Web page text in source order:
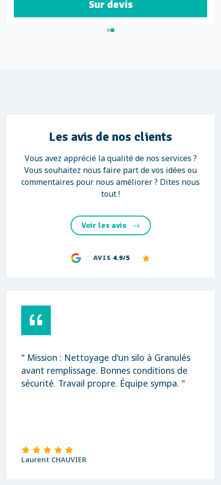
Sur devis
Les avis de nos clients
Vous avez apprécié la qualité de nos services ?
Vous souhaitez nous faire part de vos idées ou
commentaires pour nous améliorer ? Dites nous
tout !
Voir les avis
AVIS 4.9/5
" Mission : Nettoyage d'un silo à Granulés
avant remplissage. Bonnes conditions de
sécurité. Travail propre. Équipe sympa. "
Laurent CHAUVIER